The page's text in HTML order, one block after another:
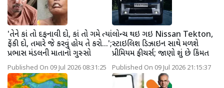
'તેને કાં તો દફનાવી દો, કાં તો ગમે ત્યાં
ફેંકી દો, તમારે જે કરવું હોય તે કરો...';
પ્રભાસ મંડલની માતાનો ગુસ્સો
Published On 09 Jul 2026 08:31:25
લોન્ચ થઇ ગઇ Nissan Tekton,
સ્ટાઇલિશ ડિઝાઇન સાથે મળશે
પ્રીમિયમ ફીચર્સ; જાણો શું છે કિંમત
Published On 09 Jul 2026 21:15:37